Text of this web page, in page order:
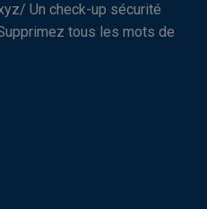
Un check-up sécurité
tous les mots de